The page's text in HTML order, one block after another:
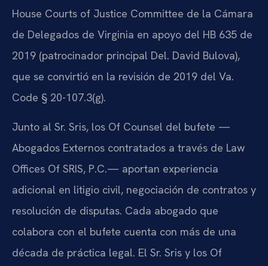
House Courts of Justice Committee de la Cámara
de Delegados de Virginia en apoyo del HB 635 de
2019 (patrocinador principal Del. David Bulova),
que se convirtió en la revisión de 2019 del Va.
Code § 20-107.3(g).
Junto al Sr. Sris, los Of Counsel del bufete —
Abogados Externos contratados a través de Law
Offices Of SRIS, P.C.— aportan experiencia
adicional en litigio civil, negociación de contratos y
resolución de disputas. Cada abogado que
colabora con el bufete cuenta con más de una
década de práctica legal. El Sr. Sris y los Of